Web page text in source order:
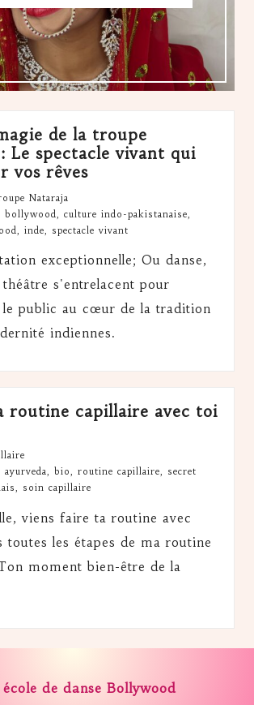
de la troupe
Le spectacle vivant qui
vos rêves
Nataraja
,bollywood ,culture indo-pakistanaise
inde spectacle vivant
exceptionnelle; Ou danse,
s'entrelacent pour
public au cœur de la tradition
indiennes.
routine capillaire avec toi
ayurveda, bio,routine capillaire, secret
, soin capillaire
viens faire ta routine avec
toutes les étapes de ma routine
moment bien-être de la
de danse Bollywood